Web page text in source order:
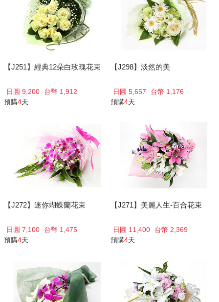
【J251】經典12朵白玫瑰花束
日圓 9,200
台幣 1,912
預購4天
【J298】淡然的美
日圓 5,657
台幣 1,176
預購4天
【J272】迷你蝴蝶蘭花束
日圓 7,100
台幣 1,475
預購4天
【J271】美麗人生-百合花束
日圓 11,400
台幣 2,369
預購4天